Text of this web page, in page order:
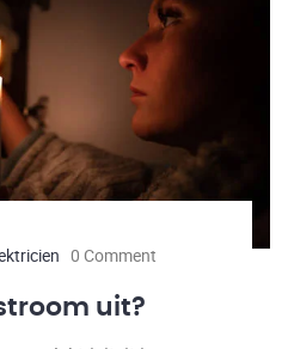
0 Comment
uit?